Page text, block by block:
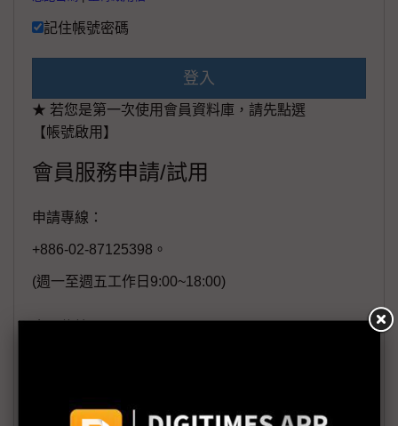
記住帳號密碼
登入
★ 若您是第一次使用會員資料庫，請先點選
【帳號啟用】
會員服務申請/試用
申請專線：
+886-02-87125398。
(週一至週五工作日9:00~18:00)